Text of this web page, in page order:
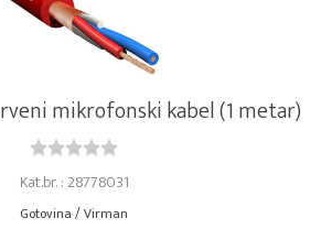
mikrofonski kabel (1 metar)
Kat.br. : 28778031
Gotovina / Virman